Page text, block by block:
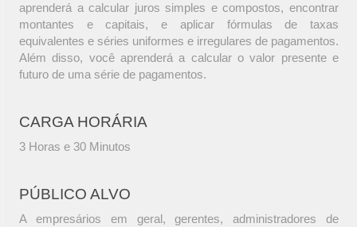
aprenderá a calcular juros simples e compostos, encontrar
montantes e capitais, e aplicar fórmulas de taxas
equivalentes e séries uniformes e irregulares de pagamentos.
Além disso, você aprenderá a calcular o valor presente e
futuro de uma série de pagamentos.
CARGA HORÁRIA
3 Horas e 30 Minutos
PÚBLICO ALVO
A empresários em geral, gerentes, administradores de